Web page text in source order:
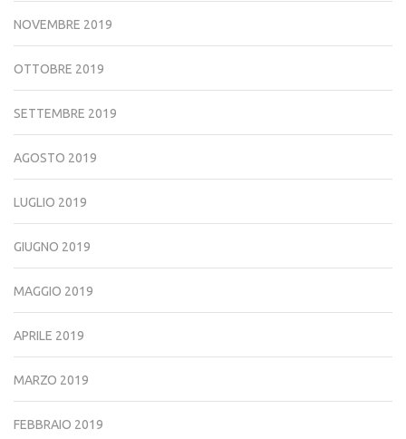
NOVEMBRE 2019
OTTOBRE 2019
SETTEMBRE 2019
AGOSTO 2019
LUGLIO 2019
GIUGNO 2019
MAGGIO 2019
APRILE 2019
MARZO 2019
FEBBRAIO 2019